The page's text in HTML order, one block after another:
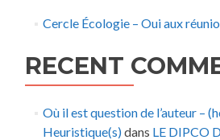
Cercle Écologie – Oui aux
RECENT
Où il est question de l’auteur –
Heuristique(s)dans LE DIPCO